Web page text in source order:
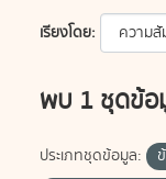
เรียงโดย
พบ 1 ชุดข้อ
ประเภทชุดข้อมูล: